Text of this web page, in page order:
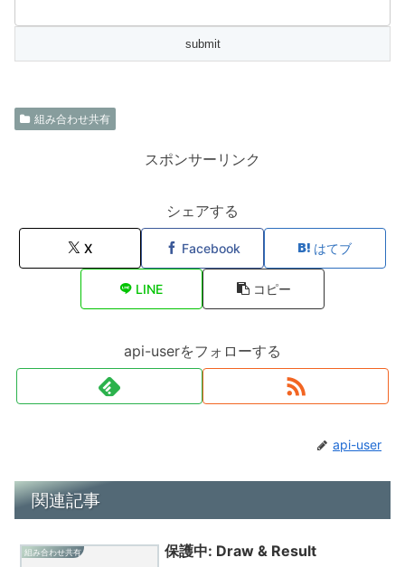
組み合わせ共有
スポンサーリンク
シェアする
X Facebook はてブ
LINE コピー
api-userをフォローする
api-user
関連記事
組み合わせ共有 保護中: Draw & Result